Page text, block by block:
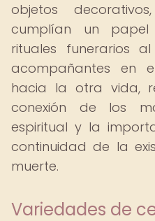
objetos
cumplían un
rituales funerarios
acompañantes en
hacia la otra vida,
conexión de los
espiritual y la
continuidad de la
muerte.
Variedades de